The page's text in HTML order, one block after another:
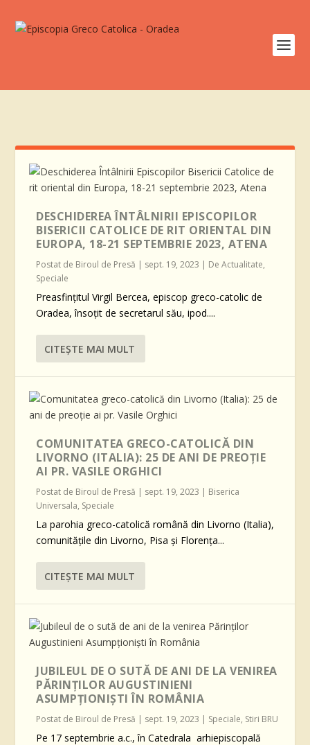
DESCHIDEREA ÎNTÂLNIRII EPISCOPILOR
BISERICII CATOLICE DE RIT ORIENTAL DIN
EUROPA, 18-21 SEPTEMBRIE 2023, ATENA
Postat de Biroul de Presă | sept. 19, 2023 | De Actualitate,
Speciale
Preasfințitul Virgil Bercea, episcop greco-catolic de
Oradea, însoțit de secretarul său, ipod....
CITEŞTE MAI MULT
COMUNITATEA GRECO-CATOLICĂ DIN
LIVORNO (ITALIA): 25 DE ANI DE PREOȚIE
AI PR. VASILE ORGHICI
Postat de Biroul de Presă | sept. 19, 2023 | Biserica
Universala, Speciale
La parohia greco-catolică română din Livorno (Italia),
comunitățile din Livorno, Pisa și Florența...
CITEŞTE MAI MULT
JUBILEUL DE O SUTĂ DE ANI DE LA VENIREA
PĂRINȚILOR AUGUSTINIENI
ASUMPȚIONIȘTI ÎN ROMÂNIA
Postat de Biroul de Presă | sept. 19, 2023 | Speciale, Stiri BRU
Pe 17 septembrie a.c., în Catedrala arhiepiscopală